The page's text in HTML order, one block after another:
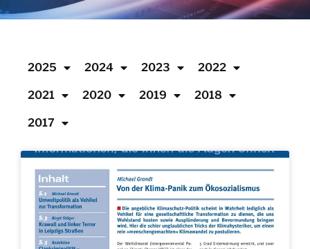
2025 2024 2023 2022
2021 2020 2019 2018
2017